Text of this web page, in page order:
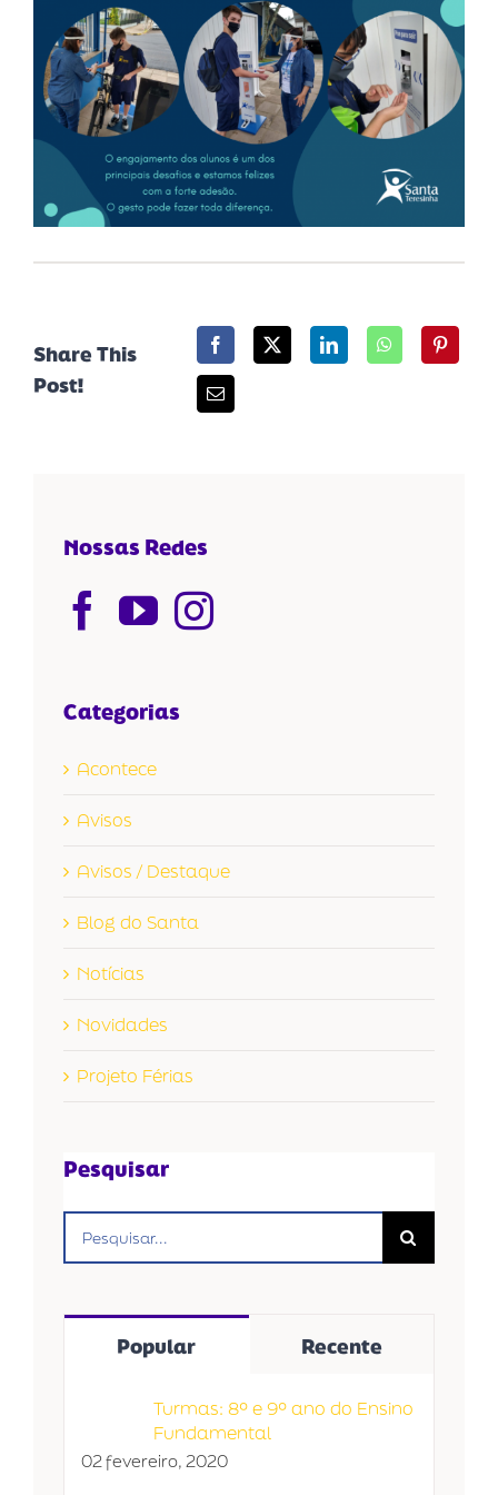
Share This
Post!
Nossas Redes
Categorias
Acontece
Avisos
Avisos / Destaque
Blog do Santa
Notícias
Novidades
Projeto Férias
Pesquisar
resultados
Popular Recente
Turmas: 8º e 9º ano do Ensino
Fundamental
02 fevereiro, 2020